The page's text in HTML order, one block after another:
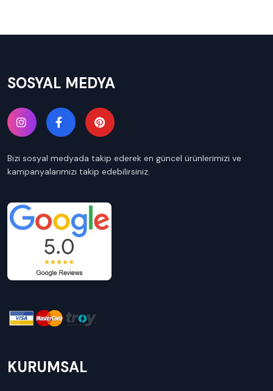
SOSYAL MEDYA
Bizi sosyal medyada takip ederek en güncel ürünlerimizi ve
kampanyalarımızı takip edebilirsiniz.
KURUMSAL